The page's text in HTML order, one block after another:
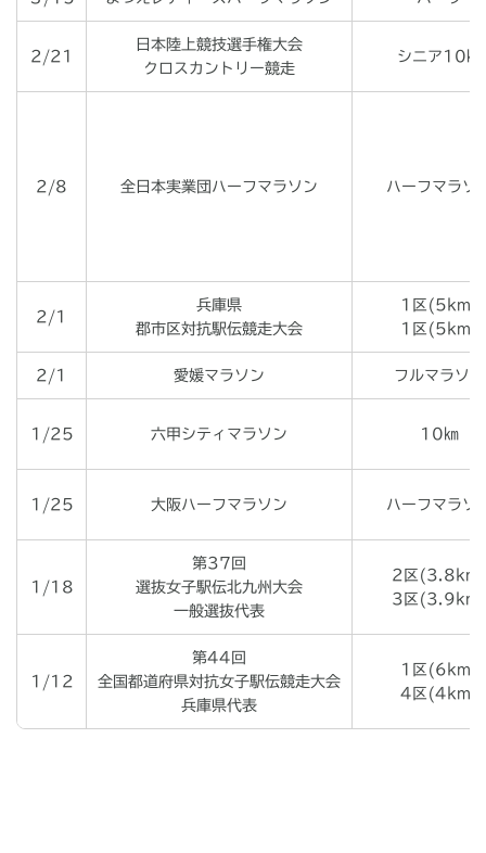
2/21
日本陸上競技選手権大会
クロスカントリー競走
シニア10㎞
2/8 全日本実業団ハーフマラソン ハーフマラソ
2/1
兵庫県
郡市区対抗駅伝競走大会
1区(5km)
1区(5km)
2/1 愛媛マラソン フルマラソン
1/25 六甲シティマラソン 10㎞
1/25 大阪ハーフマラソン ハーフマラソ
1/18
第37回
選抜女子駅伝北九州大会
一般選抜代表
2区(3.8km)
3区(3.9km)
1/12
第44回
全国都道府県対抗女子駅伝競走大会
兵庫県代表
1区(6km)
4区(4km)